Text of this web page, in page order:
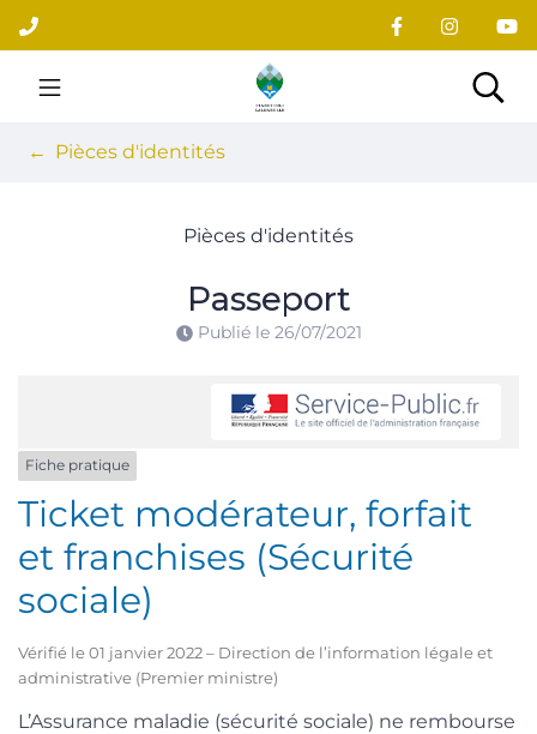
Aller
au
contenu
Site officiel du village
Pièces d'identités
Pièces d'identités
Passeport
Publié le 26/07/2021
Fiche pratique
Ticket modérateur, forfait
et franchises (Sécurité
sociale)
Vérifié le 01 janvier 2022 – Direction de l’information légale et
administrative (Premier ministre)
L’Assurance maladie (sécurité sociale) ne rembourse